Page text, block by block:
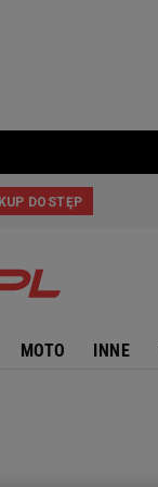
MOTO INNE